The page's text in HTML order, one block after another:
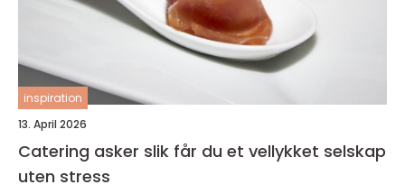
inspiration
13. April 2026
Catering asker slik får du et vellykket selskap
uten stress